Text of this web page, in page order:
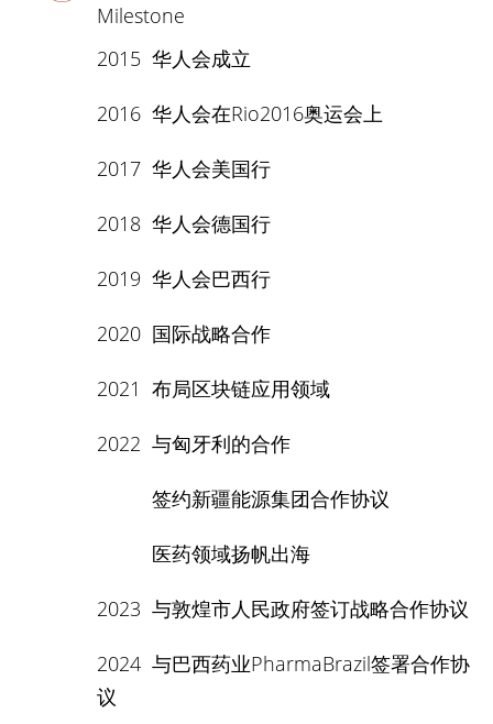
Milestone
2015 华人会成立
2016 华人会在Rio2016奥运会上
2017 华人会美国行
2018 华人会德国行
2019 华人会巴西行
2020 国际战略合作
2021 布局区块链应用领域
2022 与匈牙利的合作
签约新疆能源集团合作协议
医药领域扬帆出海
2023 与敦煌市人民政府签订战略合作协议
2024 与巴西药业PharmaBrazil签署合作协
议